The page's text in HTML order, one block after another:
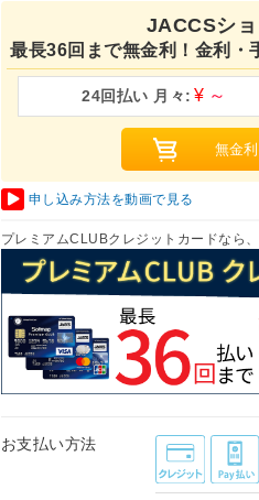
JACCSシ
最長36回まで無金利！金利・
申し込み方法を動画で見る
プレミアムCLUBクレジットカードなら
お支払い方法